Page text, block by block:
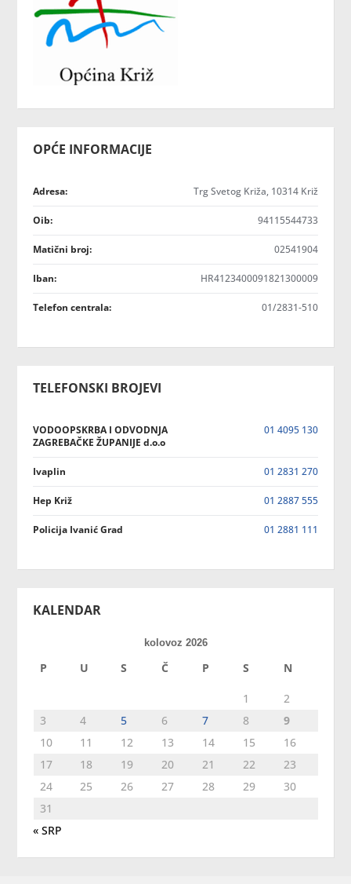
OPĆE INFORMACIJE
Adresa: Trg Svetog Križa, 10314 Križ
Oib: 94115544733
Matični broj: 02541904
Iban: HR4123400091821300009
Telefon centrala: 01/2831-510
TELEFONSKI BROJEVI
VODOOPSKRBA I ODVODNJA
ZAGREBAČKE ŽUPANIJE d.o.o
01 4095 130
Ivaplin 01 2831 270
Hep Križ 01 2887 555
Policija Ivanić Grad 01 2881 111
KALENDAR
kolovoz 2026
P U S Č P S N
1
2
3
4 5 6 7 8
9
10
11 12 13 14 15
16
17
18 19 20 21 22
23
24
25 26 27 28 29
30
31
« SRP